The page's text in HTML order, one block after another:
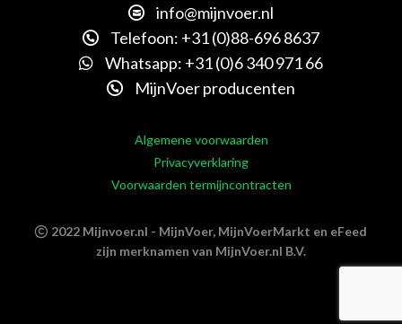
info@mijnvoer.nl
Telefoon: +31 (0)88-696 8637
Whatsapp: +31 (0)6 340 971 66
MijnVoer producenten
Algemene voorwaarden
Privacyverklaring
Voorwaarden termijncontracten
2022 Mijnvoer.nl - MijnVoer, MijnVoerMarkt en eFeed
zijn merknamen van MijnVoer.nl B.V.